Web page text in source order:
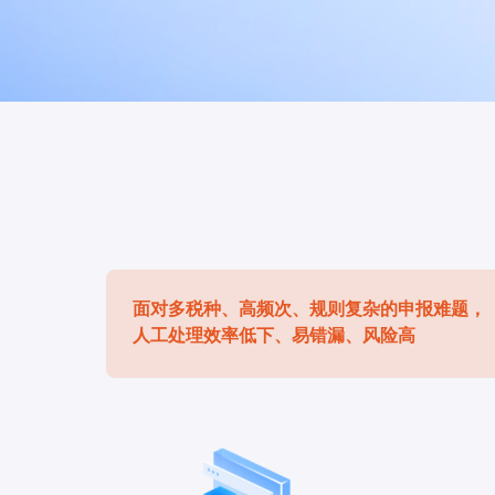
面对多税种、高频次、规则复杂的申报难题，
人工处理效率低下、易错漏、风险高